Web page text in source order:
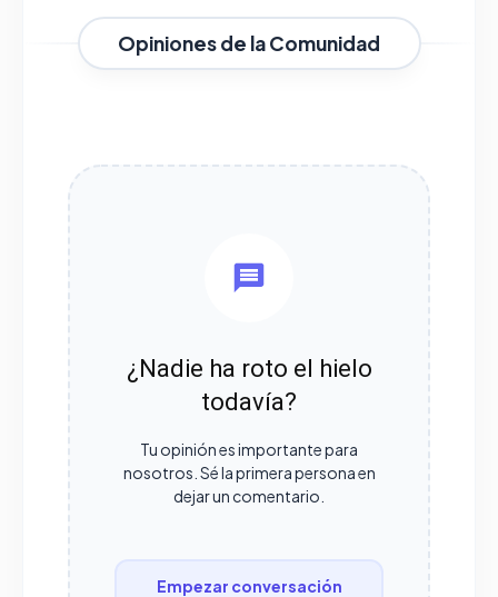
Opiniones de la Comunidad
¿Nadie ha roto el hielo
todavía?
Tu opinión es importante para
nosotros. Sé la primera persona en
dejar un comentario.
Empezar conversación